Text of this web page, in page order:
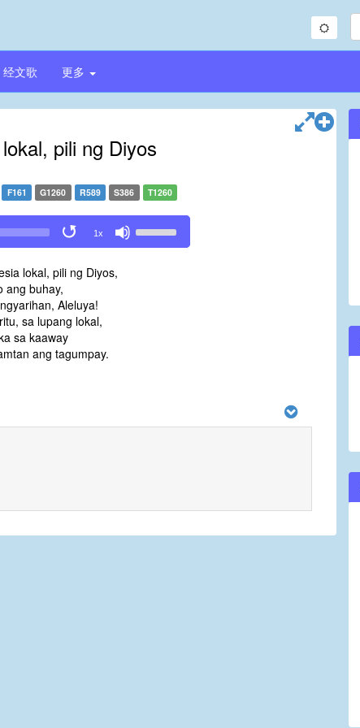
经文歌 更多
pili ng Diyos
F161 G1260 R589 S386 T1260
1x
Up/Down
lokal, pili ng Diyos,
ang buhay,
Aleluya!
sa lupang lokal,
sa kaaway
ang tagumpay.